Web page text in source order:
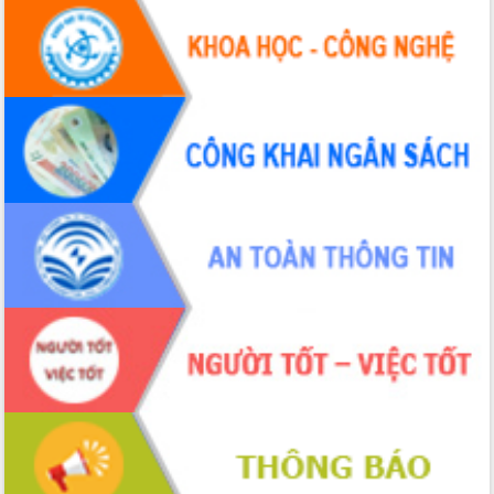
Hội thảo khoa học “Giải pháp thúc đẩy
phát triển nền kinh tế xanh tại tỉnh
Đắk Lắk”
Tăng cường giám sát, đôn đốc thực
hiện nhiệm vụ quản lý tài sản công
hàng tuần
Tháo gỡ những vướng mắc, đẩy mạnh
công tác cải cách thủ tục hành chính
tại Trung tâm Phục vụ hành chính
công tỉnh
Đắk Lắk: Tôn vinh 46 giải pháp tại Hội
thi Sáng tạo Kỹ thuật 2024 - 2025
Đắk Lắk rà soát, điều chỉnh Đề án 190
về phát triển nuôi trồng thủy sản
Phó Chủ tịch UBND tỉnh Đắk Lắk
Trương Công Thái kiểm tra thực địa
Dự án cao tốc Khánh Hòa - Buôn Ma
Định vị cà phê Việt Nam như một “di
sản sống” trong dòng chảy toàn cầu